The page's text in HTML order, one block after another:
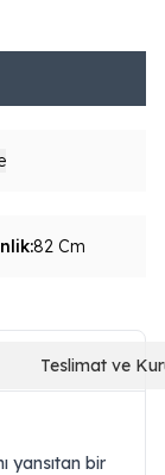
:82 Cm
Teslimat ve
yansıtan bir